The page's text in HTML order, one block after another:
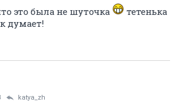
это была не шуточка
тетенька
думает!
katya_zh